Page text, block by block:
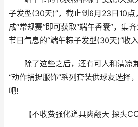
子发型(30天)”，截止到6月23日10点
成“常规赛”即可获取“端午香囊”，集
节日气息的“端午粽子发型(30天)”收入
除了这些之后，还有可人和清凉兼
“动作捕捉服饰”系列套装供球友选择
吧!
【不收费强化道具爽翻天 探头CC